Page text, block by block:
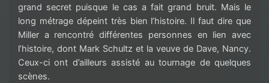
grand secret puisque le cas a fait grand bruit. Mais le
long métragedépeint très bien l’histoire. Il faut dire que
Miller a rencontrédifférentes personnes en lien avec
l’histoire, dont Mark Schultz et la veuve de Dave, Nancy.
Ceux-ci ont d’ailleursassisté autournage de quelques
scènes.